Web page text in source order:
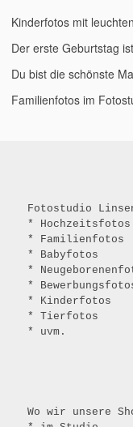
Kinderfotos mit
Der erste Geburtstag
Du bist die schönste
Familienfotos im
Fotostudio
* Hochzeitsfotos
* Familienfotos
* Babyfotos
*
*
* Kinderfotos
* Tierfotos
* uvm.
Wo wir unsere